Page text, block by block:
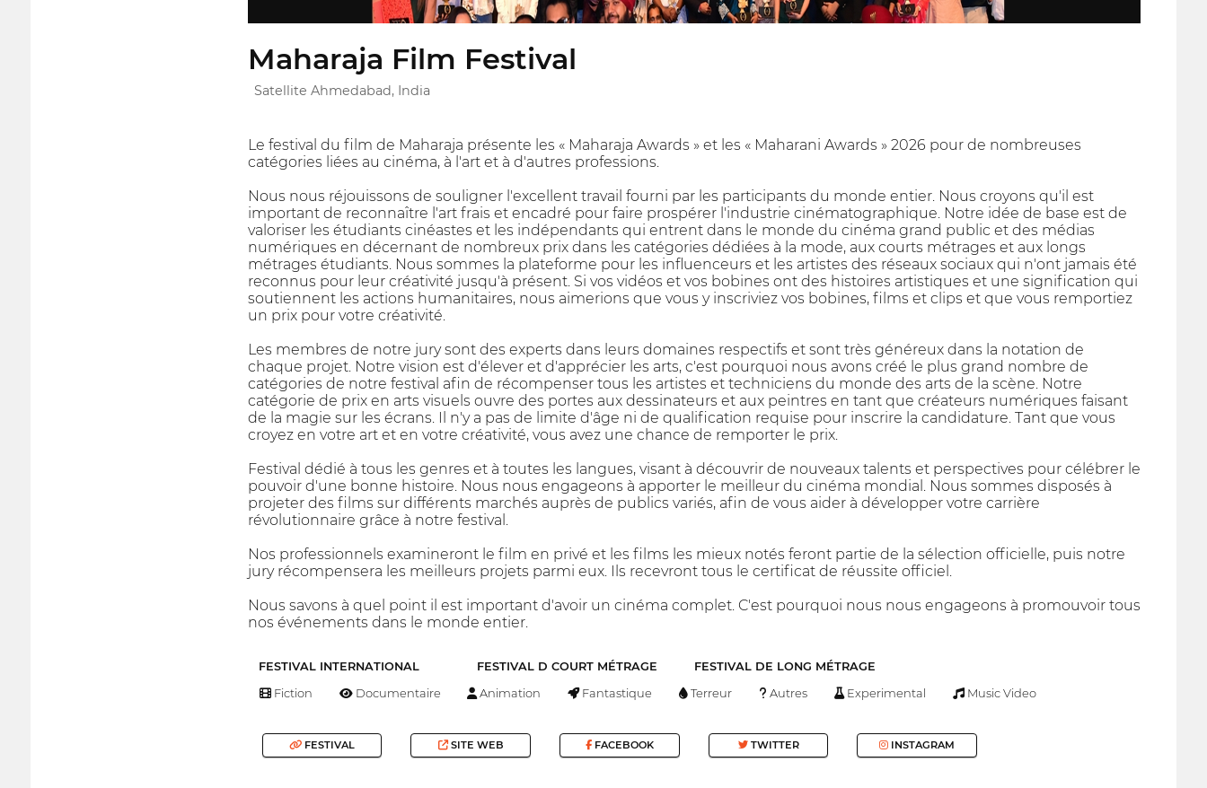
Maharaja Film Festival
Satellite Ahmedabad, India
Le festival du film de Maharaja présente les « Maharaja Awards » et les « Maharani Awards » 2026 pour de nombreuses
catégories liées au cinéma, à l'art et à d'autres professions.
Nous nous réjouissons de souligner l'excellent travail fourni par les participants du monde entier. Nous croyons qu'il est
important de reconnaître l'art frais et encadré pour faire prospérer l'industrie cinématographique. Notre idée de base est de
valoriser les étudiants cinéastes et les indépendants qui entrent dans le monde du cinéma grand public et des médias
numériques en décernant de nombreux prix dans les catégories dédiées à la mode, aux courts métrages et aux longs
métrages étudiants. Nous sommes la plateforme pour les influenceurs et les artistes des réseaux sociaux qui n'ont jamais été
reconnus pour leur créativité jusqu'à présent. Si vos vidéos et vos bobines ont des histoires artistiques et une signification qui
soutiennent les actions humanitaires, nous aimerions que vous y inscriviez vos bobines, films et clips et que vous remportiez
un prix pour votre créativité.
Les membres de notre jury sont des experts dans leurs domaines respectifs et sont très généreux dans la notation de
chaque projet. Notre vision est d'élever et d'apprécier les arts, c'est pourquoi nous avons créé le plus grand nombre de
catégories de notre festival afin de récompenser tous les artistes et techniciens du monde des arts de la scène. Notre
catégorie de prix en arts visuels ouvre des portes aux dessinateurs et aux peintres en tant que créateurs numériques faisant
de la magie sur les écrans. Il n'y a pas de limite d'âge ni de qualification requise pour inscrire la candidature. Tant que vous
croyez en votre art et en votre créativité, vous avez une chance de remporter le prix.
Festival dédié à tous les genres et à toutes les langues, visant à découvrir de nouveaux talents et perspectives pour célébrer le
pouvoir d'une bonne histoire. Nous nous engageons à apporter le meilleur du cinéma mondial. Nous sommes disposés à
projeter des films sur différents marchés auprès de publics variés, afin de vous aider à développer votre carrière
révolutionnaire grâce à notre festival.
Nos professionnels examineront le film en privé et les films les mieux notés feront partie de la sélection officielle, puis notre
jury récompensera les meilleurs projets parmi eux. Ils recevront tous le certificat de réussite officiel.
Nous savons à quel point il est important d'avoir un cinéma complet. C'est pourquoi nous nous engageons à promouvoir tous
nos événements dans le monde entier.
FESTIVAL INTERNATIONAL FESTIVAL D COURT MÉTRAGE FESTIVAL DE LONG MÉTRAGE
Fiction Documentaire Animation Fantastique Terreur Autres Experimental Music Video
FESTIVAL SITE WEB FACEBOOK TWITTER INSTAGRAM